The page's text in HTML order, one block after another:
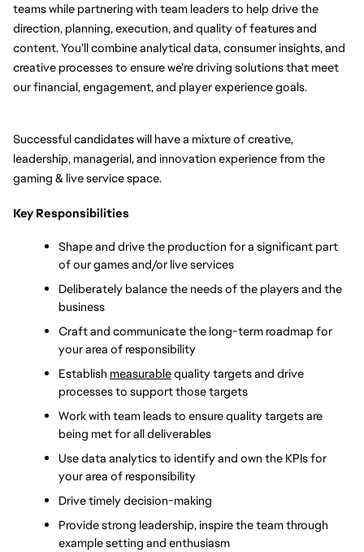
teams while partnering with team leaders to help drive the
direction, planning, execution, and quality of features and
content. You’ll combine analytical data, consumer insights, and
creative processes to ensure we’re driving solutions that meet
our financial, engagement, and player experience goals.
Successful candidates will have a mixture of creative,
leadership, managerial, and innovation experience from the
gaming & live service space.
Key Responsibilities
Shape and drive the production for a significant part
of our games and/or live services
Deliberately balance the needs of the players and the
business
Craft and communicate the long-term roadmap for
your area of responsibility
Establish measurable quality targets and drive
processes to support those targets
Work with team leads to ensure quality targets are
being met for all deliverables
Use data analytics to identify and own the KPIs for
your area of responsibility
Drive timely decision-making
Provide strong leadership, inspire the team through
example setting and enthusiasm